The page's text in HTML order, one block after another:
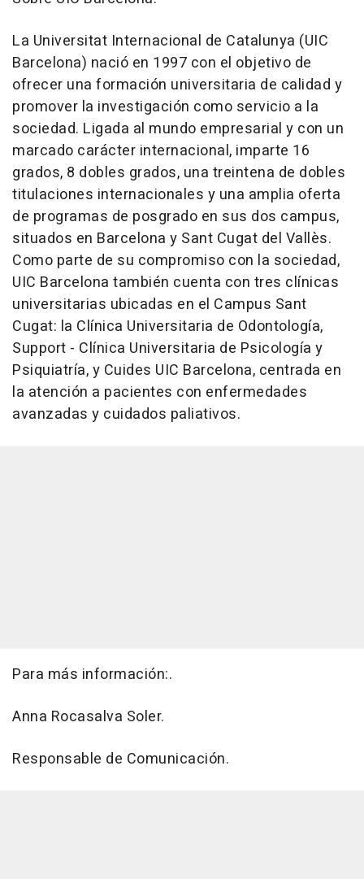
La Universitat Internacional de Catalunya (UIC
Barcelona) nació en 1997 con el objetivo de
ofrecer una formación universitaria de calidad y
promover la investigación como servicio a la
sociedad. Ligada al mundo empresarial y con un
marcado carácter internacional, imparte 16
grados, 8 dobles grados, una treintena de dobles
titulaciones internacionales y una amplia oferta
de programas de posgrado en sus dos campus,
situados en Barcelona y Sant Cugat del Vallès.
Como parte de su compromiso con la sociedad,
UIC Barcelona también cuenta con tres clínicas
universitarias ubicadas en el Campus Sant
Cugat: la Clínica Universitaria de Odontología,
Support - Clínica Universitaria de Psicología y
Psiquiatría, y Cuides UIC Barcelona, centrada en
la atención a pacientes con enfermedades
avanzadas y cuidados paliativos.
Para más información:.
Anna Rocasalva Soler.
Responsable de Comunicación.